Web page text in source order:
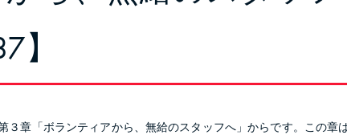
】
３章「ボランティアから、無給のスタッフへ」からです。この章